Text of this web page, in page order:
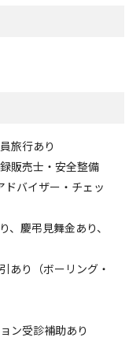
旅行あり
販売士・安全整備
ドバイザー・チェッ
慶弔見舞金あり、
あり（ボーリング・
ン受診補助あり